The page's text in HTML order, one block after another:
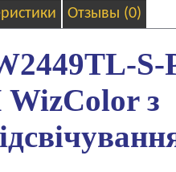
Отзывы (0)
S-
WizColorз